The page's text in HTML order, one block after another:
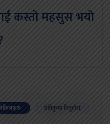
कस्तो महसुस भयो
प्रतिकृया दिनुहोस्